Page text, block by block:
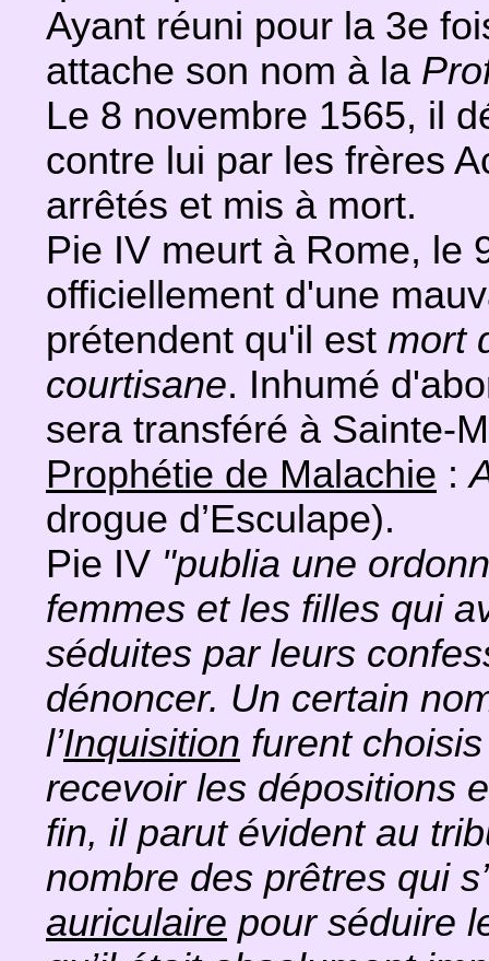
Ayant réuni pour la 3e
attache son nom à la
Le 8 novembre 1565, il
contre lui par les frères
arrêtés et mis à mort.
Pie IV meurt à Rome, le
officiellement d'une
prétendent qu'il est mort
courtisane. Inhumé
sera transféré à Sainte-
Prophétie de Malachie :
drogue d’Esculape).
Pie IV "publia une
femmes et les filles qui
séduites par leurs
dénoncer. Un certain
l’Inquisition furent
recevoir les dépositions
fin, il parut évident au
nombre des prêtres qui
auriculaire pour séduire